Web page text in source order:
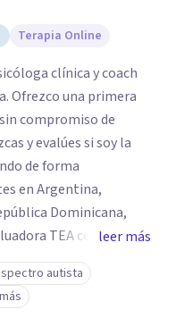
Terapia Online
clínica y coach
Ofrezco una primera
compromiso de
y evalúes si soy la
de forma
en Argentina,
Dominicana,
TEA certificada
especialización en
para el
personas con TEA.
leer más
autista